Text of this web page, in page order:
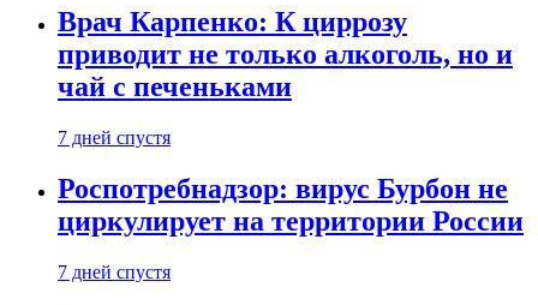
Врач Карпенко: К циррозу
приводит не только алкоголь, но и
чай с печеньками
7 дней спустя
Роспотребнадзор: вирус Бурбон не
циркулирует на территории России
7 дней спустя